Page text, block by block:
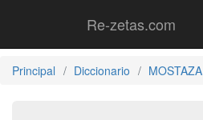
Re-zetas.com
Principal Diccionario MOSTAZA